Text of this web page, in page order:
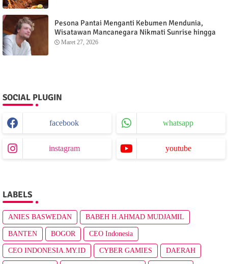
Pesona Pantai Menganti Kebumen Mendunia,
Wisatawan Mancanegara Nikmati Sunrise hingga
Sunset dari Menganti Cottage
Maret 27, 2026
SOCIAL PLUGIN
facebook whatsapp
instagram youtube
LABELS
ANIES BASWEDAN BABEH H.AHMAD MUDJAMIL
BANTEN BOGOR CEO Indonesia
CEO INDONESIA.MY.ID CYBER GAMIES DAERAH